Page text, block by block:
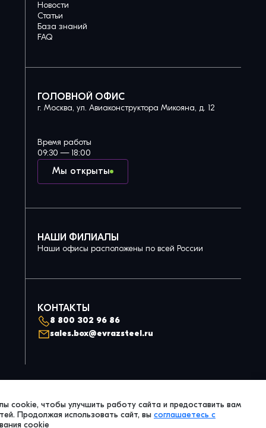
cookie, чтобы улучшить работу сайта и предоставить вам
Продолжая использовать сайт, вы соглашаетесь с
cookie
Новости
Статьи
База знаний
FAQ
ГОЛОВНОЙ ОФИС
г. Москва, ул. Авиаконструктора Микояна, д. 12
Мы открыты
Время работы
09:30 — 18:00
НАШИ ФИЛИАЛЫ
Наши офисы расположены по всей России
КОНТАКТЫ
8 800 302 96 86
sales.box@evrazsteel.ru
© 2026 Evraz Steel Box. All Right Reserved.